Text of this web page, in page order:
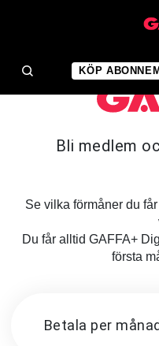
KÖP
Bli medlem
Se vilka förmåner du
Du får alltid GAFFA+
första
Betala per månad